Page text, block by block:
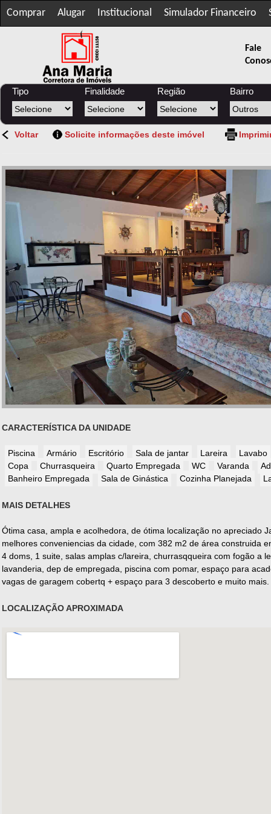
Comprar Alugar Institucional Simulador Financeiro
Fale
Tipo Finalidade Região Bairro
Voltar Solicite informações deste imóvel
CARACTERÍSTICA DA UNIDADE
Piscina Armário Escritório Sala de jantar Lareira
Lavabo
Copa
Churrasqueira Quarto Empregada WC Varanda
Banheiro Empregada
Sala de Ginástica Cozinha Planejada
MAIS DETALHES
Ótima casa, ampla e acolhedora, de ótima localização no apreciado
melhores conveniencias da cidade, com 382 m2 de área construida
4 doms, 1 suite, salas amplas c/lareira, churrasqqueira com fogão a
lavanderia, dep de empregada, piscina com pomar, espaço para
vagas de garagem cobertq + espaço para 3 descoberto e muito mais.
LOCALIZAÇÃO APROXIMADA